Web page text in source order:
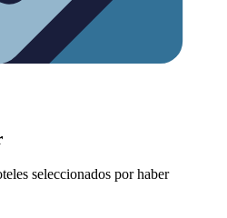
seleccionados por haber